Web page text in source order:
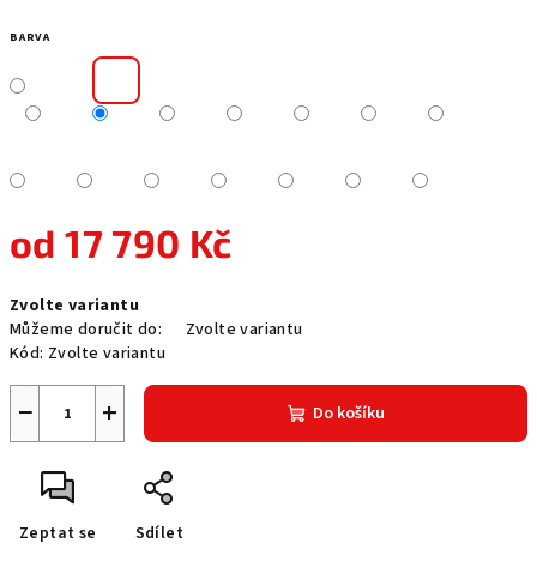
BARVA
od17 790 Kč
cena:
Zvolte variantu
Můžeme doručit do:
Zvolte variantu
Kód: Zvolte variantu
+
− Do košíku
Zeptat se Sdílet